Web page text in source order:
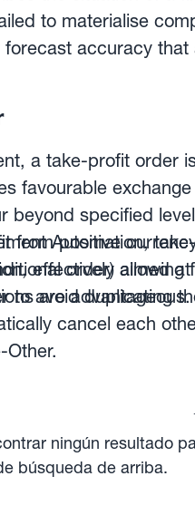
makes it impossible
to materialise
accuracy
capacity—a
can be overcome
that mix
a take-profit order
favourable
beyond specified
from positive
effectively
are advantageous.
Automation,
order) aimed
to avoid duplicating
cancel each
Other.
ningún resultado
búsqueda de arriba.